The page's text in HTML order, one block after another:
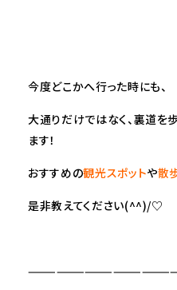
今度どこかへ行った時にも、
大通りだけではなく、裏道を
ます！
おすすめの観光スポットや散
是非教えてください(^^)/♡